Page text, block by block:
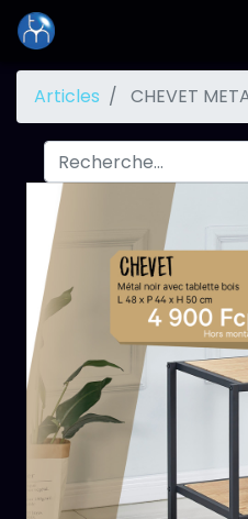
Articles CHEVET